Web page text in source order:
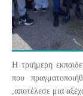
Η τριήμερη
που
,αποτέλεσε μια